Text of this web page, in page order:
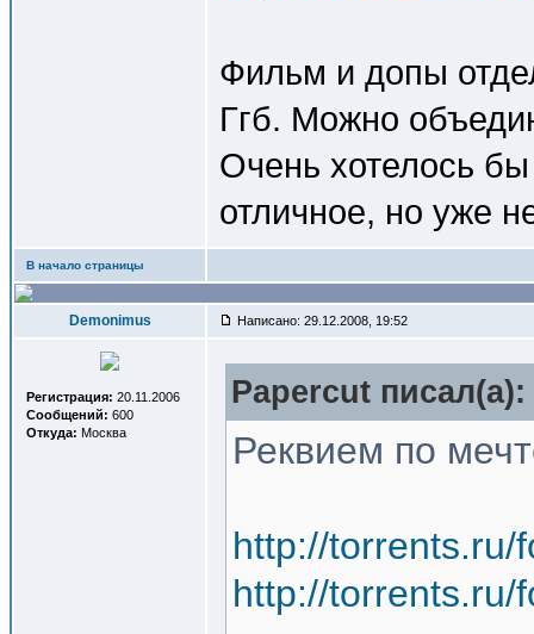
Фильм и допы
Ггб. Можно
Очень хотелось бы
отличное, но уже
В начало страницы
Demonimus Написано: 29.12.2008, 19:52
Регистрация: 20.11.2006
Сообщений: 600
Откуда: Москва
Papercut писал(a):
Реквием по
http://torrents.ru/
http://torrents.ru/